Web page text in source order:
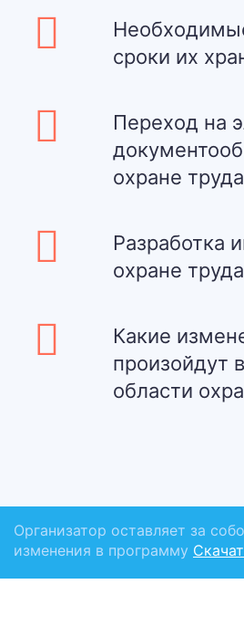
сроки их
Переход на
охране
Разработка
охране
Какие
произойдут
области
Организатор оставляет за
изменения в программу